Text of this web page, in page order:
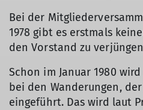
Bei der
1978 gibt es erstmals
den Vorstand zu
Schon im Januar 1980
bei den Wanderungen,
eingeführt. Das wird laut